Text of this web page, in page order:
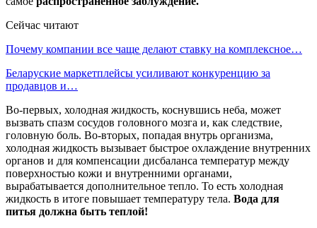
Сейчас читают
Почему компании все чаще делают ставку на комплексное…
Беларуские маркетплейсы усиливают конкуренцию за
продавцов и…
Во-первых, холодная жидкость, коснувшись неба, может
вызвать спазм сосудов головного мозга и, как следствие,
головную боль. Во-вторых, попадая внутрь организма,
холодная жидкость вызывает быстрое охлаждение внутренних
органов и для компенсации дисбаланса температур между
поверхностью кожи и внутренними органами,
вырабатывается дополнительное тепло. То есть холодная
жидкость в итоге повышает температуру тела. Вода для
питья должна быть теплой!